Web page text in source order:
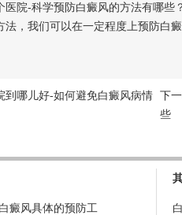
-科学预防白癜风的方法有哪些
法，我们可以在一定程度上预防白
到哪儿好-如何避免白癜风病情 下一
些
癜风具体的预防工